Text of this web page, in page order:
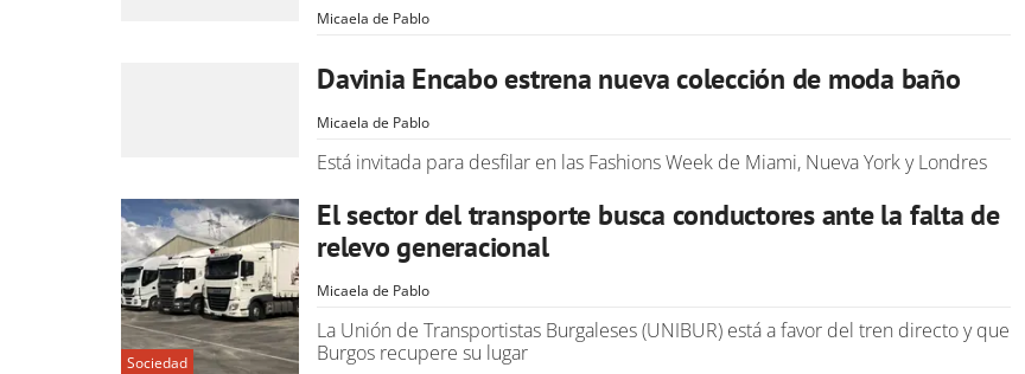
Micaela de Pablo
Davinia Encabo estrena nueva colección de moda baño
Micaela de Pablo
Está invitada para desfilar en las Fashions Week de Miami, Nueva York y Londres
Sociedad
El sector del transporte busca conductores ante la falta de
relevo generacional
Micaela de Pablo
La Unión de Transportistas Burgaleses (UNIBUR) está a favor del tren directo y que
Burgos recupere su lugar